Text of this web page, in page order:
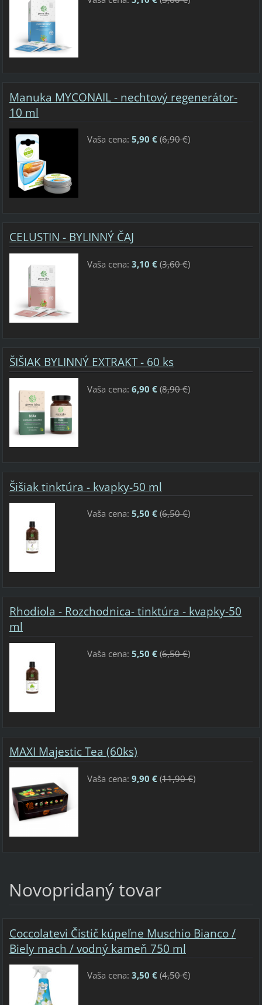
Manuka MYCONAIL - nechtový regenerátor-
10 ml
Vaša cena: 5,90 €(6,90 €)
CELUSTIN - BYLINNÝ ČAJ
Vaša cena: 3,10 €(3,60 €)
ŠIŠIAK BYLINNÝ EXTRAKT - 60 ks
Vaša cena: 6,90 €(8,90 €)
Šišiak tinktúra - kvapky-50 ml
Vaša cena: 5,50 €(6,50 €)
Rhodiola - Rozchodnica- tinktúra - kvapky-50
ml
Vaša cena: 5,50 €(6,50 €)
MAXI Majestic Tea (60ks)
Vaša cena: 9,90 €(11,90 €)
Novopridaný tovar
Coccolatevi Čistič kúpeľne Muschio Bianco /
Biely mach / vodný kameň 750 ml
Vaša cena: 3,50 €(4,50 €)